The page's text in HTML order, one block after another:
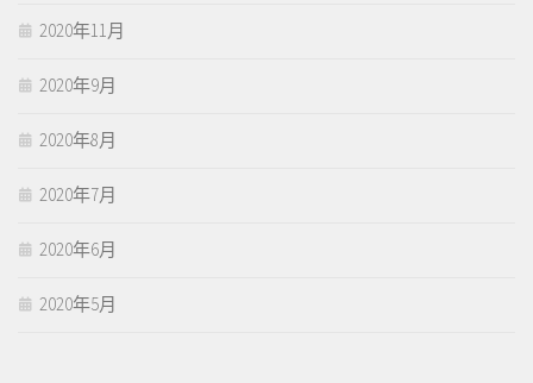
2020年11月
2020年9月
2020年8月
2020年7月
2020年6月
2020年5月